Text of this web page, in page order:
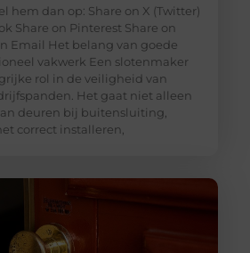
hem dan op: Share on X (Twitter)
Share on Pinterest Share on
Email Het belang van goede
vakwerk Een slotenmaker
rol in de veiligheid van
Het gaat niet alleen
deuren bij buitensluiting,
correct installeren,